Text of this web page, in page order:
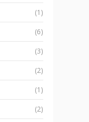
(1)
(6)
(3)
(2)
(1)
(2)